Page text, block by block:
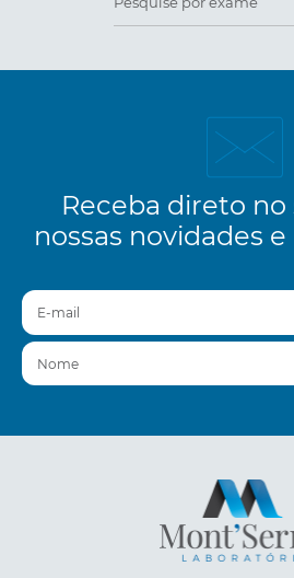
Receba direto no
nossas novidades
E-mail
Nome